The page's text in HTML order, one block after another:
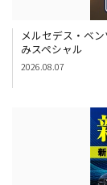
メルセデス・ベ
みスペシャル
2026.08.07